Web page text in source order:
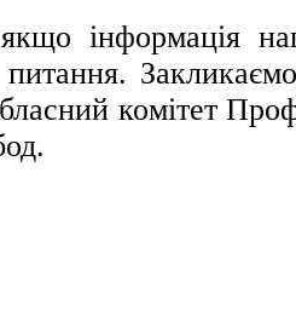
інформація
питання.
комітет